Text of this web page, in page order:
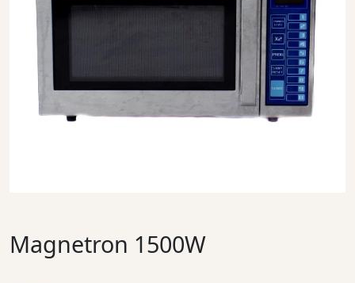
Magnetron 1500W